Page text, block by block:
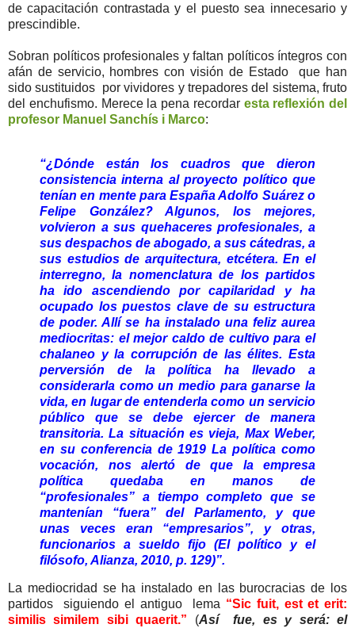
de capacitación contrastada y el puesto sea innecesario y
prescindible.
Sobran políticos profesionales y faltan políticos íntegros con
afán de servicio, hombres con visión de Estado que han
sido sustituidos por vividores y trepadores del sistema, fruto
del enchufismo. Merece la pena recordar esta reflexión del
profesor Manuel Sanchís i Marco:
“¿Dónde están los cuadros que dieron
consistencia interna al proyecto político que
tenían en mente para España Adolfo Suárez o
Felipe González? Algunos, los mejores,
volvieron a sus quehaceres profesionales, a
sus despachos de abogado, a sus cátedras, a
sus estudios de arquitectura, etcétera. En el
interregno, la nomenclatura de los partidos
ha ido ascendiendo por capilaridad y ha
ocupado los puestos clave de su estructura
de poder. Allí se ha instalado una feliz aurea
mediocritas: el mejor caldo de cultivo para el
chalaneo y la corrupción de las élites. Esta
perversión de la política ha llevado a
considerarla como un medio para ganarse la
vida, en lugar de entenderla como un servicio
público que se debe ejercer de manera
transitoria. La situación es vieja, Max Weber,
en su conferencia de 1919 La política como
vocación, nos alertó de que la empresa
política quedaba en manos de
“profesionales” a tiempo completo que se
mantenían “fuera” del Parlamento, y que
unas veces eran “empresarios”, y otras,
funcionarios a sueldo fijo (El político y el
filósofo, Alianza, 2010, p. 129)”.
La mediocridad se ha instalado en las burocracias de los
partidos siguiendo el antiguo lema “Sic fuit, est et erit:
similis similem sibi quaerit.” (Así fue, es y será: el